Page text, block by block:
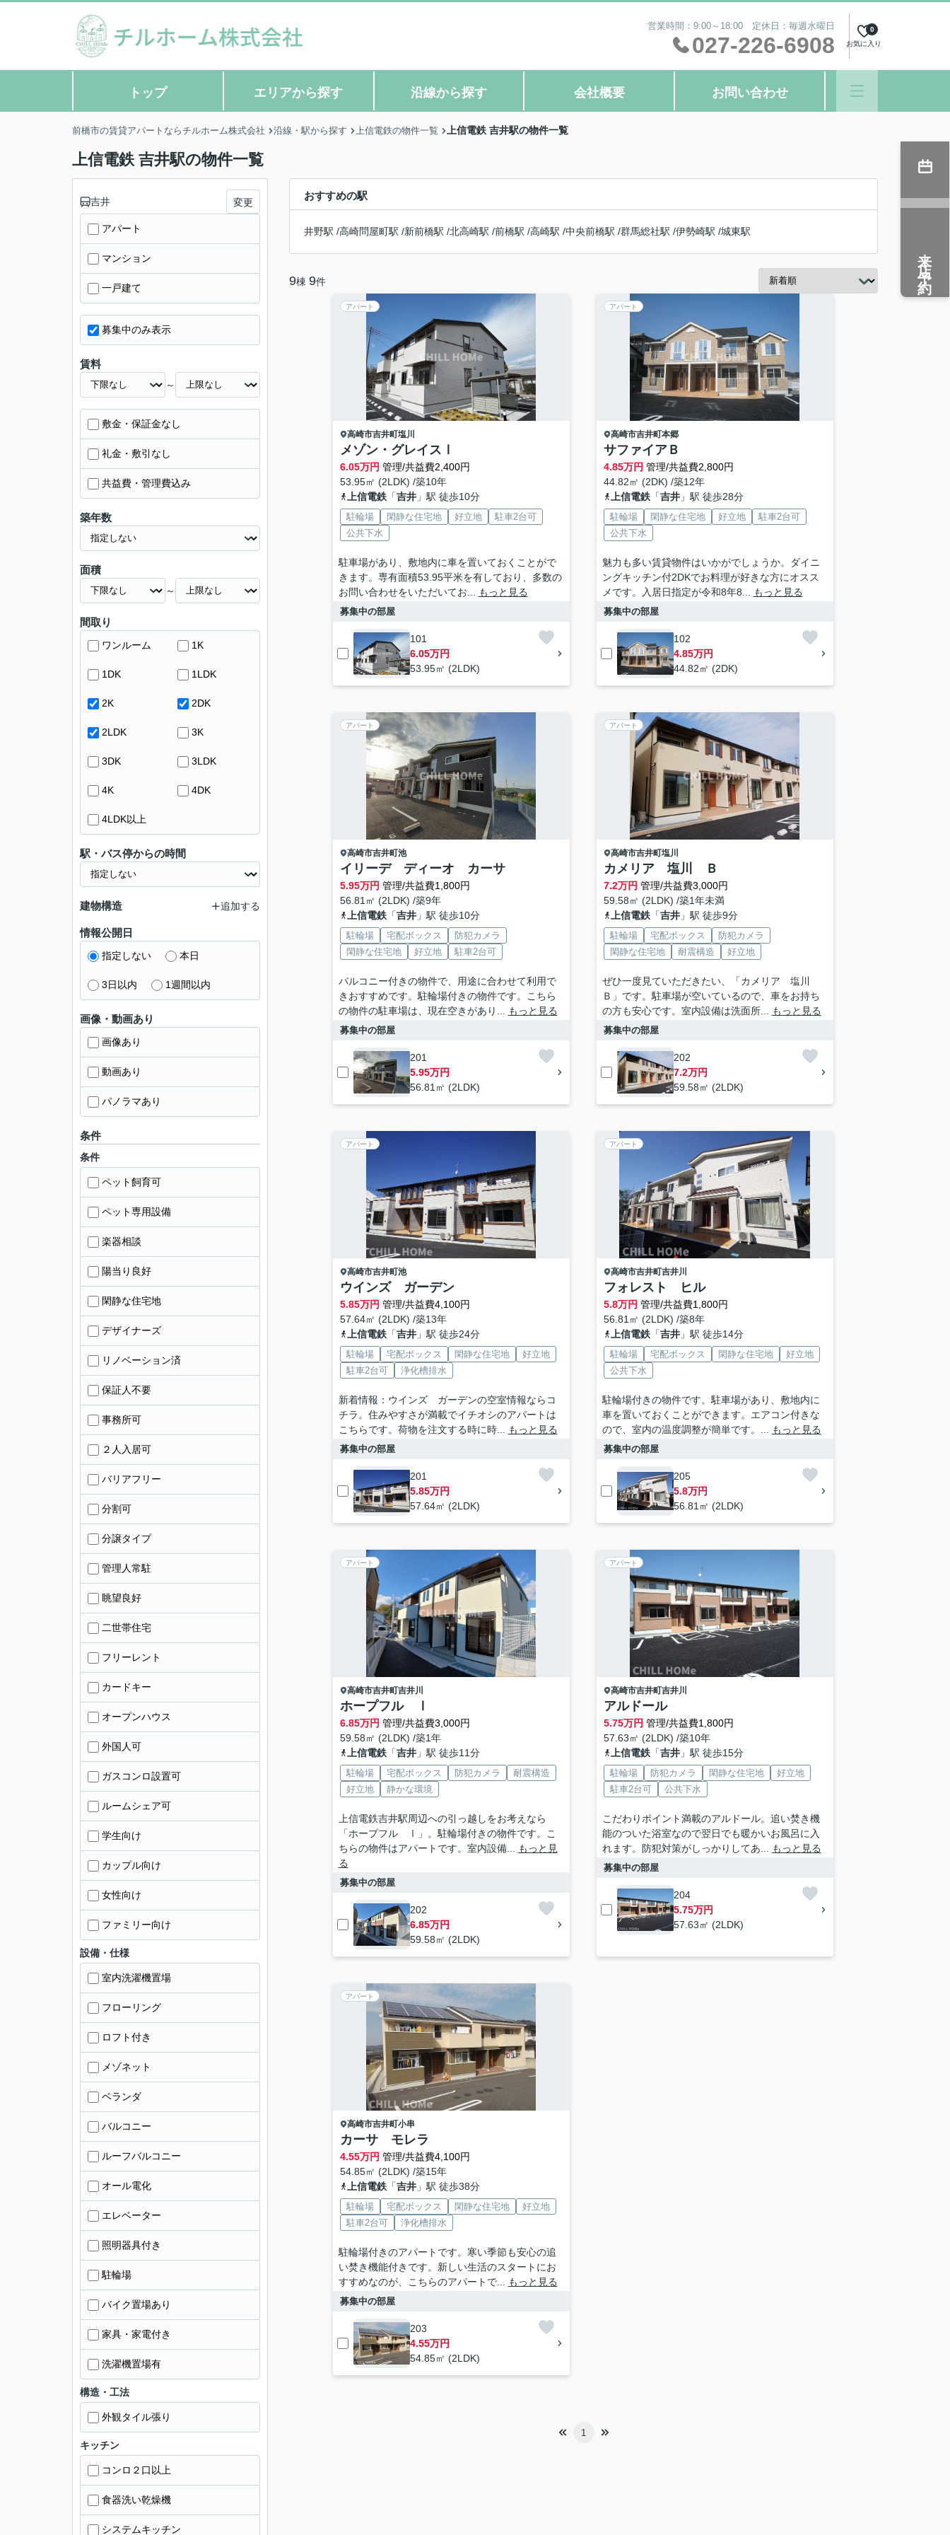
営業時間：9:00～18:00 定休日：毎週水曜日
027-226-6908 お気に入り
0
トップ エリアから探す 沿線から探す 会社概要 お問い合わせ
前橋市の賃貸アパートならチルホーム株式会社 沿線・駅から探す 上信電鉄の物件一覧 上信電鉄 吉井駅の物件一覧
上信電鉄 吉井駅の物件一覧
おすすめの駅
井野駅 /高崎問屋町駅 /新前橋駅 /北高崎駅 /前橋駅 /高崎駅 /中央前橋駅 /群馬総社駅 /伊勢崎駅 /城東駅
9棟 9件
アパート
高崎市吉井町塩川
メゾン・グレイスⅠ
6.05万円 管理/共益費2,400円
53.95㎡ (2LDK) /築10年
上信電鉄「吉井」駅 徒歩10分
駐輪場 閑静な住宅地 好立地
駐車2台可
公共下水
駐車場があり、敷地内に車を置いておくことがで
きます。専有面積53.95平米を有しており、多数の
お問い合わせをいただいてお...
もっと見る
募集中の部屋
101
6.05万円
53.95㎡ (2LDK)
アパート
高崎市吉井町本郷
サファイアＢ
4.85万円 管理/共益費2,800円
44.82㎡ (2DK) /築12年
上信電鉄「吉井」駅 徒歩28分
駐輪場 閑静な住宅地 好立地
駐車2台可
公共下水
魅力も多い賃貸物件はいかがでしょうか。ダイニ
ングキッチン付2DKでお料理が好きな方にオスス
メです。入居日指定が令和8年8...
もっと見る
募集中の部屋
102
4.85万円
44.82㎡ (2DK)
アパート
高崎市吉井町池
イリーデ ディーオ カーサ
5.95万円 管理/共益費1,800円
56.81㎡ (2LDK) /築9年
上信電鉄「吉井」駅 徒歩10分
駐輪場 宅配ボックス
防犯カメラ
閑静な住宅地
好立地 駐車2台可
バルコニー付きの物件で、用途に合わせて利用で
きおすすめです。駐輪場付きの物件です。こちら
の物件の駐車場は、現在空きがあり...
もっと見る
募集中の部屋
201
5.95万円
56.81㎡ (2LDK)
アパート
高崎市吉井町塩川
カメリア 塩川 Ｂ
7.2万円 管理/共益費3,000円
59.58㎡ (2LDK) /築1年未満
上信電鉄「吉井」駅 徒歩9分
駐輪場 宅配ボックス
防犯カメラ
閑静な住宅地
耐震構造 好立地
ぜひ一度見ていただきたい、「カメリア 塩川
Ｂ」です。駐車場が空いているので、車をお持ち
の方も安心です。室内設備は洗面所...
もっと見る
募集中の部屋
202
7.2万円
59.58㎡ (2LDK)
アパート
高崎市吉井町池
ウインズ ガーデン
5.85万円 管理/共益費4,100円
57.64㎡ (2LDK) /築13年
上信電鉄「吉井」駅 徒歩24分
駐輪場 宅配ボックス 閑静な住宅地
好立地
駐車2台可
浄化槽排水
新着情報：ウインズ ガーデンの空室情報ならコ
チラ。住みやすさが満載でイチオシのアパートは
こちらです。荷物を注文する時に時...
もっと見る
募集中の部屋
201
5.85万円
57.64㎡ (2LDK)
アパート
高崎市吉井町吉井川
フォレスト ヒル
5.8万円 管理/共益費1,800円
56.81㎡ (2LDK) /築8年
上信電鉄「吉井」駅 徒歩14分
駐輪場 宅配ボックス 閑静な住宅地
好立地
公共下水
駐輪場付きの物件です。駐車場があり、敷地内に
車を置いておくことができます。エアコン付きな
ので、室内の温度調整が簡単です。...
もっと見る
募集中の部屋
205
5.8万円
56.81㎡ (2LDK)
アパート
高崎市吉井町吉井川
ホープフル Ⅰ
6.85万円 管理/共益費3,000円
59.58㎡ (2LDK) /築1年
上信電鉄「吉井」駅 徒歩11分
駐輪場 宅配ボックス 防犯カメラ
耐震構造
好立地
静かな環境
上信電鉄吉井駅周辺への引っ越しをお考えなら
「ホープフル Ⅰ」。駐輪場付きの物件です。こ
ちらの物件はアパートです。室内設備...
もっと見
る
募集中の部屋
202
6.85万円
59.58㎡ (2LDK)
アパート
高崎市吉井町吉井川
アルドール
5.75万円 管理/共益費1,800円
57.63㎡ (2LDK) /築10年
上信電鉄「吉井」駅 徒歩15分
駐輪場 防犯カメラ 閑静な住宅地
好立地
駐車2台可
公共下水
こだわりポイント満載のアルドール。追い焚き機
能のついた浴室なので翌日でも暖かいお風呂に入
れます。防犯対策がしっかりしてあ...
もっと見る
募集中の部屋
204
5.75万円
57.63㎡ (2LDK)
アパート
高崎市吉井町小串
カーサ モレラ
4.55万円 管理/共益費4,100円
54.85㎡ (2LDK) /築15年
上信電鉄「吉井」駅 徒歩38分
駐輪場 宅配ボックス 閑静な住宅地
好立地
駐車2台可
浄化槽排水
駐輪場付きのアパートです。寒い季節も安心の追
い焚き機能付きです。新しい生活のスタートにお
すすめなのが、こちらのアパートで...
もっと見る
募集中の部屋
203
4.55万円
54.85㎡ (2LDK)
1
吉井 変更
アパート
マンション
一戸建て
募集中のみ表示
賃料
～
敷金・保証金なし
礼金・敷引なし
共益費・管理費込み
築年数
面積
～
間取り
ワンルーム 1K
1DK 1LDK
2K 2DK
2LDK 3K
3DK 3LDK
4K 4DK
4LDK以上
駅・バス停からの時間
建物構造 追加する
情報公開日
指定しない 本日
3日以内 1週間以内
画像・動画あり
画像あり
動画あり
パノラマあり
条件
条件
ペット飼育可
ペット専用設備
楽器相談
陽当り良好
閑静な住宅地
デザイナーズ
リノベーション済
保証人不要
事務所可
２人入居可
バリアフリー
分割可
分譲タイプ
管理人常駐
眺望良好
二世帯住宅
フリーレント
カードキー
オープンハウス
外国人可
ガスコンロ設置可
ルームシェア可
学生向け
カップル向け
女性向け
ファミリー向け
設備・仕様
室内洗濯機置場
フローリング
ロフト付き
メゾネット
ベランダ
バルコニー
ルーフバルコニー
オール電化
エレベーター
照明器具付き
駐輪場
バイク置場あり
家具・家電付き
洗濯機置場有
構造・工法
外観タイル張り
キッチン
コンロ２口以上
食器洗い乾燥機
システムキッチン
来店予約